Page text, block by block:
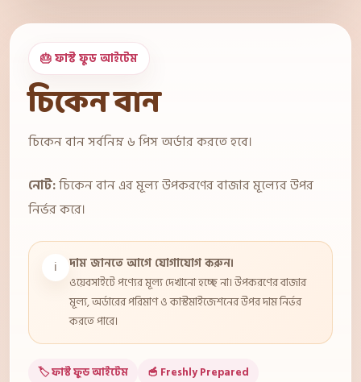
🎂 ফাস্ট ফুড আইটেম
চিকেন বান
চিকেন বান সর্বনিম্ন ৬ পিস অর্ডার করতে হবে।
নোট:চিকেন বান এর মূল্য উপকরণের বাজার মূল্যের উপর
নির্ভর করে।
ℹ️
দাম জানতে আগে যোগাযোগ করুন।
ওয়েবসাইটে পণ্যের মূল্য দেখানো হচ্ছে না। উপকরণের বাজার
মূল্য, অর্ডারের পরিমাণ ও কাস্টমাইজেশনের উপর দাম নির্ভর
করতে পারে।
🏷️ ফাস্ট ফুড আইটেম
🥣 Freshly Prepared